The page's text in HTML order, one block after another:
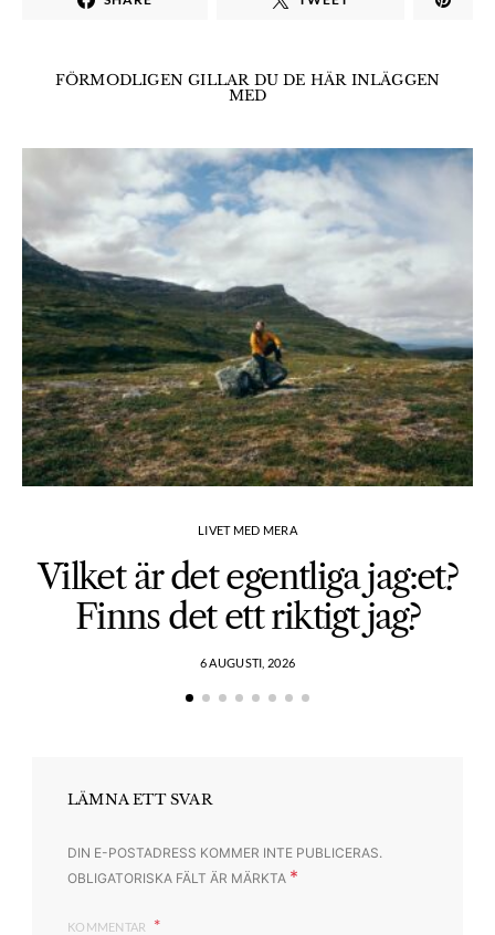
FÖRMODLIGEN GILLAR DU DE HÄR INLÄGGEN
MED
LIVET MED MERA
Vilket är det egentliga jag:et?
Finns det ett riktigt jag?
6 AUGUSTI, 2026
LÄMNA ETT SVAR
DIN E-POSTADRESS KOMMER INTE PUBLICERAS.
OBLIGATORISKA FÄLT ÄR MÄRKTA *
KOMMENTAR